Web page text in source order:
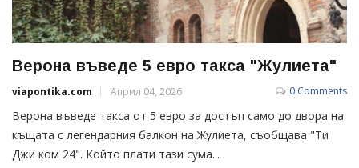
Верона въведе 5 евро такса "Жулиета"
viapontika.com Април 04, 2026 0 Comments
Верона въведе такса от 5 евро за достъп само до двора на
къщата с легендарния балкон на Жулиета, съобщава "Ти
Джи ком 24". Който плати тази сума...